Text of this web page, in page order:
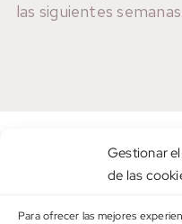
Gestionar
de las
Para ofrecer las mejores
las siguientes